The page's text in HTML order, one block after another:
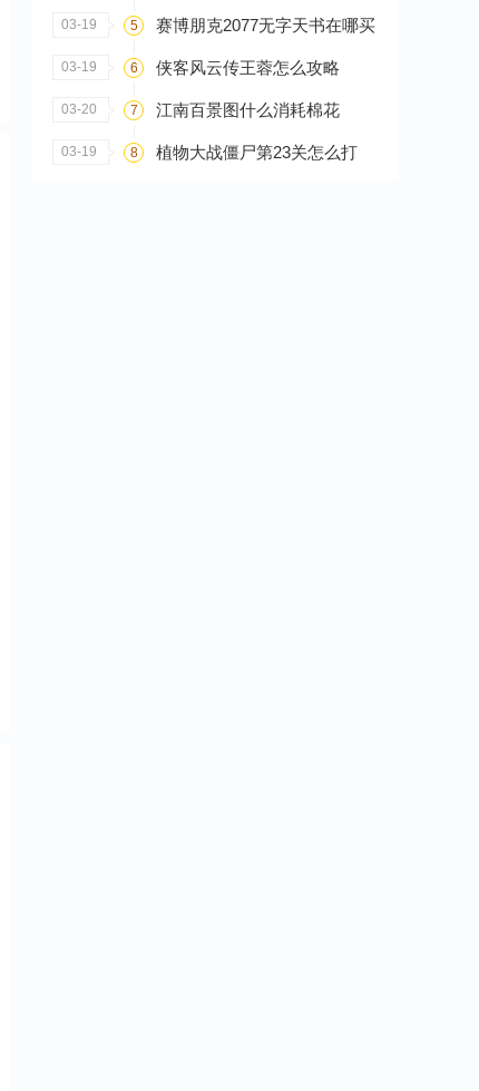
03-19 5 赛博朋克2077无字天书在哪买
03-19 6 侠客风云传王蓉怎么攻略
03-20 7 江南百景图什么消耗棉花
03-19 8 植物大战僵尸第23关怎么打